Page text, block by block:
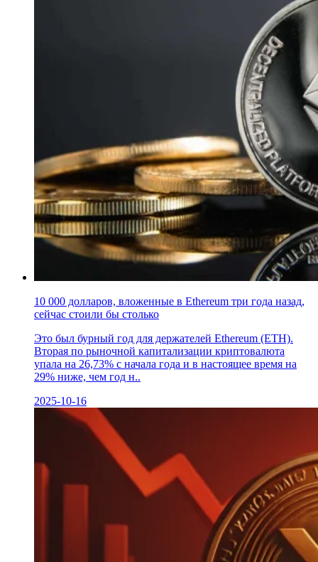
10 000 долларов, вложенные в Ethereum три года назад,
сейчас стоили бы столько
Это был бурный год для держателей Ethereum (ETH).
Вторая по рыночной капитализации криптовалюта
упала на 26,73% с начала года и в настоящее время на
29% ниже, чем год н..
2025-10-16